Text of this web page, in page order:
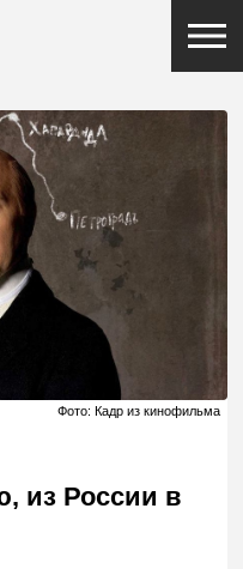
Фото: Кадр из кинофильма
из России в